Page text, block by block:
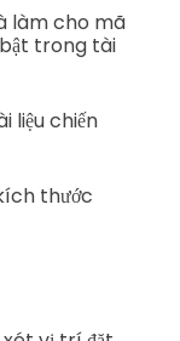
làm cho mã
trong tài
liệu chiến
thước